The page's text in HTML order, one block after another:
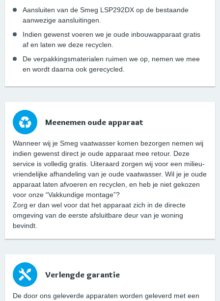
Aansluiten van de Smeg LSP292DX op de bestaande
aanwezige aansluitingen.
Indien gewenst voeren we je oude inbouwapparaat gratis
af en laten we deze recyclen.
De verpakkingsmaterialen ruimen we op, nemen we mee
en wordt daarna ook gerecycled.
Meenemen oude apparaat
Wanneer wij je Smeg vaatwasser komen bezorgen nemen wij
indien gewenst direct je oude apparaat mee retour. Deze
service is volledig gratis. Uiteraard zorgen wij voor een milieu-
vriendelijke afhandeling van je oude vaatwasser. Wil je je oude
apparaat laten afvoeren en recyclen, en heb je niet gekozen
voor onze “Vakkundige montage”?
Zorg er dan wel voor dat het apparaat zich in de directe
omgeving van de eerste afsluitbare deur van je woning
bevindt.
Verlengde garantie
De door ons geleverde apparaten worden geleverd met een